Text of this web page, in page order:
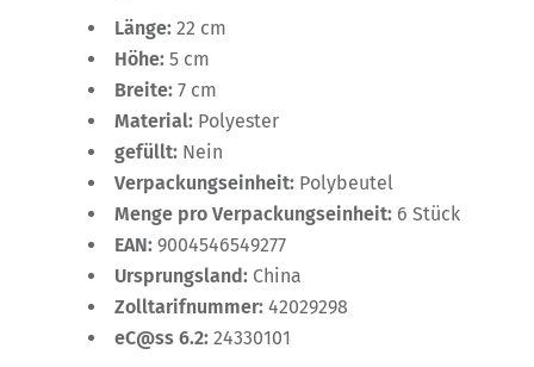
Länge: 22 cm
Höhe: 5 cm
Breite: 7 cm
Material: Polyester
gefüllt: Nein
Verpackungseinheit: Polybeutel
Menge pro Verpackungseinheit: 6 Stück
EAN: 9004546549277
Ursprungsland: China
Zolltarifnummer: 42029298
eC@ss 6.2: 24330101